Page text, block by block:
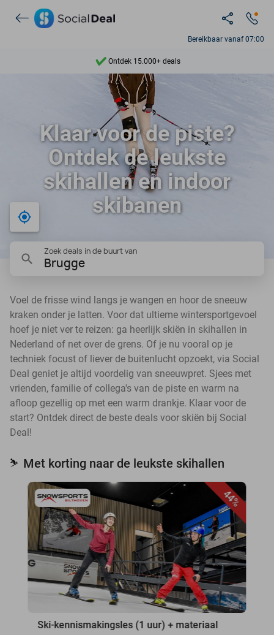
Bereikbaar vanaf 07:00
Ontdek 15.000+ deals
7 dagen per week beschikbaar
10+ miljoen leden
9,4
Ontdek 15.000+ deals
Klaar voor de piste?
Ontdek de leukste
skihallen en indoor
skibanen
Bij mij in de buurt
Zoek deals in de buurt van
Brugge
Voel de frisse wind langs je wangen en hoor de sneeuw
kraken onder je latten. Voor dat ultieme wintersportgevoel
hoef je niet ver te reizen: ga heerlijk skiën in skihallen in
Nederland of net over de grens. Of je nu vooral op je
techniek focust of liever de buitenlucht opzoekt, via Social
Deal geniet je altijd voordelig van sneeuwpret. Sjees met
vrienden, familie of collega's van de piste en warm na
afloop gezellig op met een warm drankje. Klaar voor de
start? Ontdek direct de beste deals voor skiën bij Social
Deal!
⛷️ Met korting naar de leukste skihallen
44%
Ski-kennismakingsles (1 uur) + materiaal